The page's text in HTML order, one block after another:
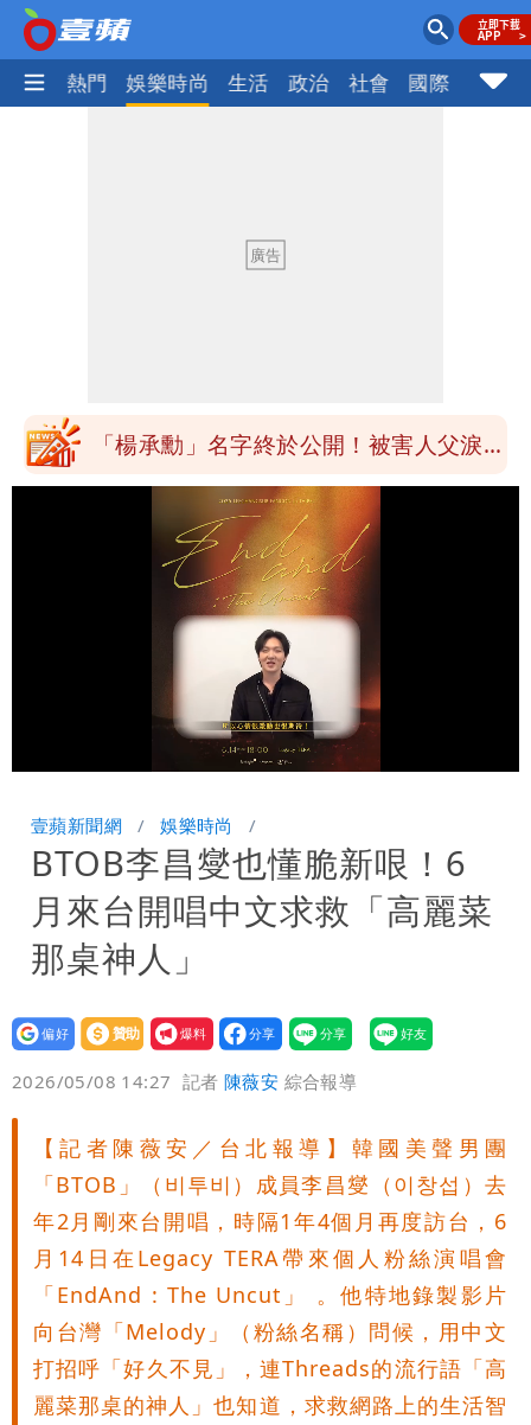
焦點 熱門 娛樂時尚 生活 政治 社會 國際 財經
變強」 路徑分歧藏警訊：不利強度維持
高希均辭世享耆壽90歲 畢生推動閱讀
布 陸警可能相對低
「楊承勳」名字終於公開！被害人父淚喊
「終於能交代」 捐500萬獎學金延續愛
白海豚颱風逼近！鄭明典示警「恐遇黑潮
變強」 路徑分歧藏警訊：不利強度維持
Loaded:
82.27%
壹蘋新聞網 娛樂時尚
BTOB李昌燮也懂脆新哏！6
月來台開唱中文求救「高麗菜
那桌神人」
設為
贊助
我要
爆料
2026/05/08 14:27 記者陳薇安 綜合報導
【記者陳薇安／台北報導】韓國美聲男團
「BTOB」（비투비）成員李昌燮（이창섭）去
年2月剛來台開唱，時隔1年4個月再度訪台，6
月14日在Legacy TERA帶來個人粉絲演唱會
「EndAnd : The Uncut」 。他特地錄製影片
向台灣「Melody」（粉絲名稱）問候，用中文
打招呼「好久不見」，連Threads的流行語「高
麗菜那桌的神人」也知道，求救網路上的生活智